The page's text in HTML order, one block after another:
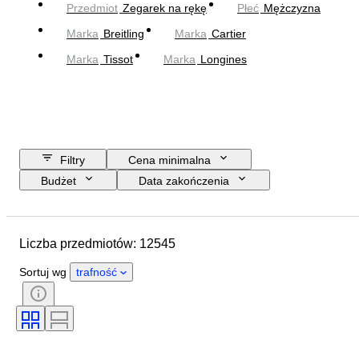
Przedmiot Zegarek na rękę Płeć Mężczyzna
Marka Breitling Marka Cartier
Marka Tissot Marka Longines
Filtry
Cena minimalna
Budżet
Data zakończenia
Długość paska zegarka
Kraj pochodzenia
Płeć
Stan
Certyfikacja
Wydanie
Liczba przedmiotów: 12545
Sortuj wg trafność